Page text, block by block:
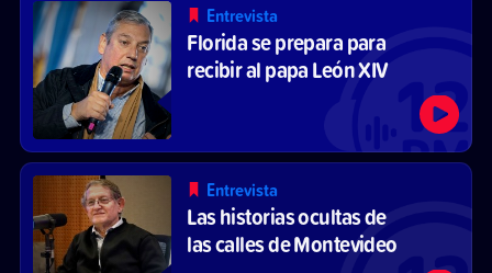
Entrevista
Florida se prepara para
recibir al papa León XIV
Entrevista
Las historias ocultas de
las calles de Montevideo